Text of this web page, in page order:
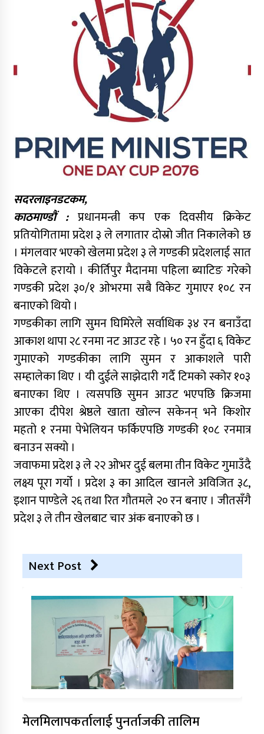
सदरलाइनडटकम,
काठमाण्डौं :प्रधानमन्त्री कप एक दिवसीय क्रिकेट
प्रतियोगितामा प्रदेश ३ ले लगातार दोस्रो जीत निकालेको छ
। मंगलवार भएको खेलमा प्रदेश ३ ले गण्डकी प्रदेशलाई सात
विकेटले हरायो । कीर्तिपुर मैदानमा पहिला ब्याटिङ गरेको
गण्डकी प्रदेश ३०/१ ओभरमा सबै विकेट गुमाएर १०८ रन
बनाएको थियो ।
गण्डकीका लागि सुमन घिमिरेले सर्वाधिक ३४ रन बनाउँदा
आकाश थापा २८ रनमा नट आउट रहे । ५० रन हुँदा ६ विकेट
गुमाएको गण्डकीका लागि सुमन र आकाशले पारी
सम्हालेका थिए । यी दुईले साझेदारी गर्दै टिमको स्कोर १०३
बनाएका थिए । त्यसपछि सुमन आउट भएपछि क्रिजमा
आएका दीपेश श्रेष्ठले खाता खोल्न सकेनन् भने किशोर
महतो १ रनमा पेभेलियन फर्किएपछि गण्डकी १०८ रनमात्र
बनाउन सक्यो ।
जवाफमा प्रदेश ३ ले २२ ओभर दुई बलमा तीन विकेट गुमाउँदै
लक्ष्य पूरा गर्यो । प्रदेश ३ का आदिल खानले अविजित ३८,
इशान पाण्डेले २६ तथा रित गौतमले २० रन बनाए । जीतसँगै
प्रदेश ३ ले तीन खेलबाट चार अंक बनाएको छ ।
Next Post
मेलमिलापकर्तालाई पुनर्ताजकी तालिम